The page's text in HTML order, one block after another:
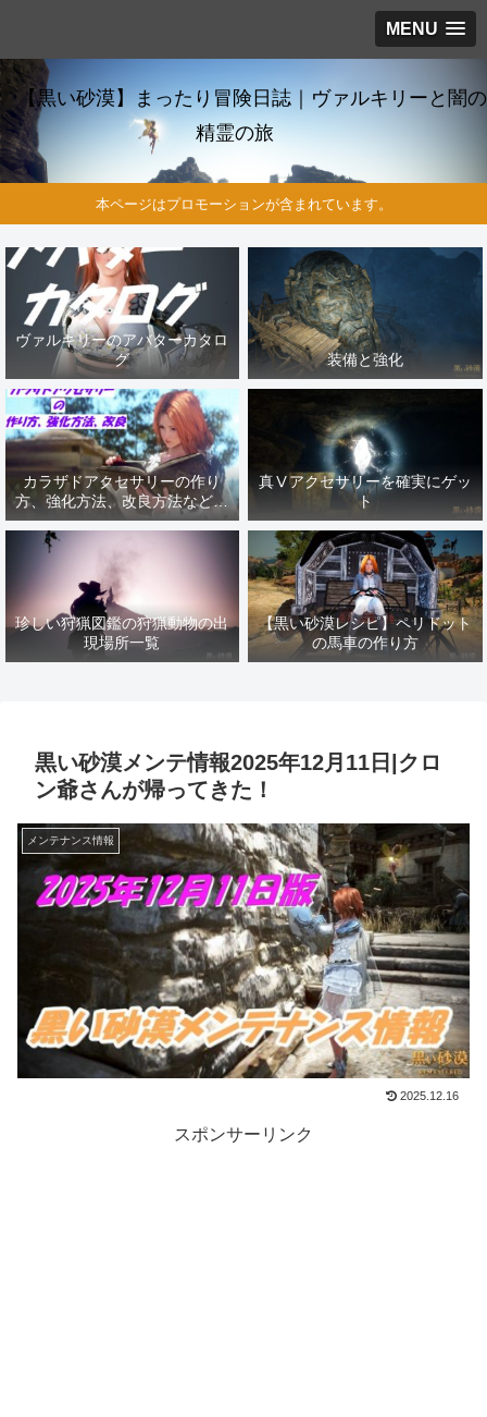
MENU
【黒い砂漠】まったり冒険日誌｜ヴァルキリーと闇の
精霊の旅
本ページはプロモーションが含まれています。
ヴァルキリーのアバターカタロ
グ
装備と強化
カラザドアクセサリーの作り
方、強化方法、改良方法などま
とめ【黒い砂漠冒険日誌１４１
真Ⅴアクセサリーを確実にゲッ
ト
珍しい狩猟図鑑の狩猟動物の出
現場所一覧
【黒い砂漠レシピ】ペリドット
の馬車の作り方
黒い砂漠メンテ情報2025年12月11日|クロ
ン爺さんが帰ってきた！
メンテナンス情報
2025.12.16
スポンサーリンク